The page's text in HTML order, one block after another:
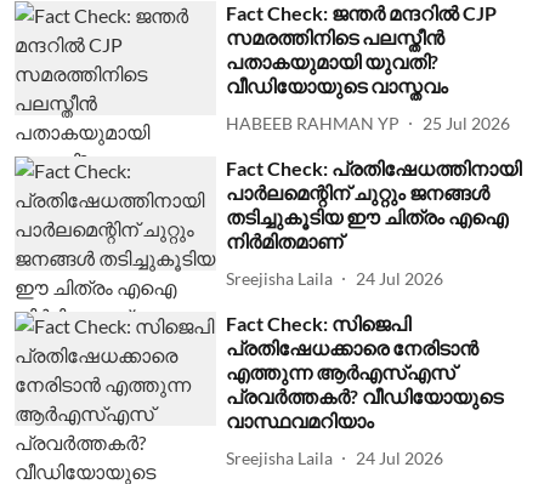
Fact Check: ജന്തര്‍ മന്ദറില്‍ CJP
സമരത്തിനിടെ പലസ്തീന്‍
പതാകയുമായി യുവതി?
വീഡിയോയുടെ വാസ്തവം
HABEEB RAHMAN YP 25 Jul 2026
Fact Check: പ്രതിഷേധത്തിനായി
പാര്‍ലമെന്റിന് ചുറ്റും ജനങ്ങള്‍
തടിച്ചുകൂടിയ ഈ ചിത്രം എഐ
നിര്‍മിതമാണ്
Sreejisha Laila 24 Jul 2026
Fact Check: സിജെപി
പ്രതിഷേധക്കാരെ നേരിടാന്‍
എത്തുന്ന ആര്‍എസ്എസ്
പ്രവര്‍ത്തകര്‍? വീഡിയോയുടെ
വാസ്ഥവമറിയാം
Sreejisha Laila 24 Jul 2026